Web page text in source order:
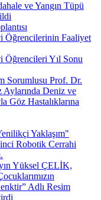
ve Yangın Tüpü
Öğrencilerinin Faaliyet
Öğrencileri Yıl Sonu
Sorumlusu Prof. Dr.
Deniz ve
Göz Hastalıklarına
Yaklaşım"
Robotik Cerrahi
Yüksel ÇELİK,
Adlı Resim